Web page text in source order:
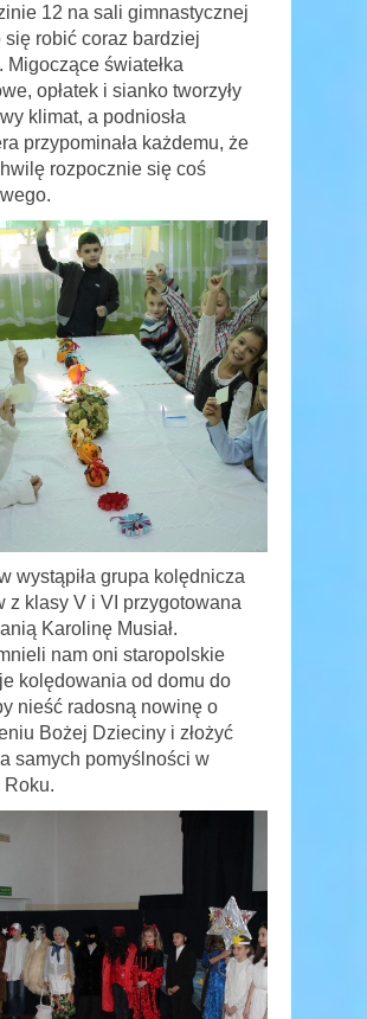
12 na sali gimnastycznej
się robić coraz bardziej
Migoczące światełka
opłatek i sianko tworzyły
klimat, a podniosła
przypominała każdemu, że
rozpocznie się coś
wystąpiła grupa kolędnicza
z klasy V i VI przygotowana
Karolinę Musiał.
nam oni staropolskie
kolędowania od domu do
nieść radosną nowinę o
Bożej Dzieciny i złożyć
samych pomyślności w
Roku.